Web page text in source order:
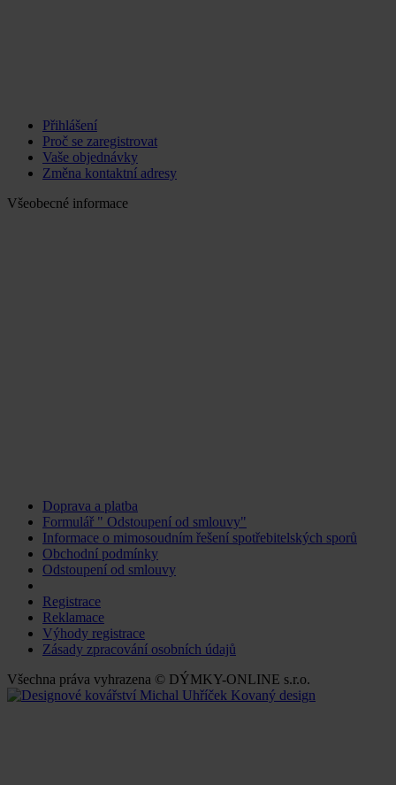
Přihlášení
Proč se zaregistrovat
Vaše objednávky
Změna kontaktní adresy
Všeobecné informace
Doprava a platba
Formulář " Odstoupení od smlouvy"
Informace o mimosoudním řešení spotřebitelských sporů
Obchodní podmínky
Odstoupení od smlouvy
Registrace
Reklamace
Výhody registrace
Zásady zpracování osobních údajů
Všechna práva vyhrazena © DÝMKY-ONLINE s.r.o.
Kovaný design